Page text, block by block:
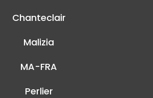
Chanteclair
Malizia
MA-FRA
Perlier